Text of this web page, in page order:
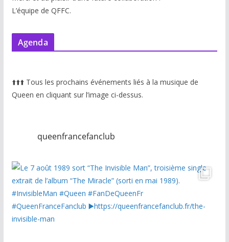
L’équipe de QFFC.
Agenda
⬆️⬆️⬆️ Tous les prochains événements liés à la musique de
Queen en cliquant sur l’image ci-dessus.
queenfrancefanclub